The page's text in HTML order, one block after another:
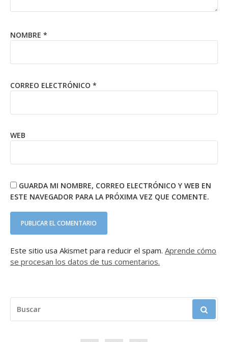
NOMBRE *
CORREO ELECTRÓNICO *
WEB
GUARDA MI NOMBRE, CORREO ELECTRÓNICO Y WEB EN
ESTE NAVEGADOR PARA LA PRÓXIMA VEZ QUE COMENTE.
Este sitio usa Akismet para reducir el spam. Aprende cómo
se procesan los datos de tus comentarios.